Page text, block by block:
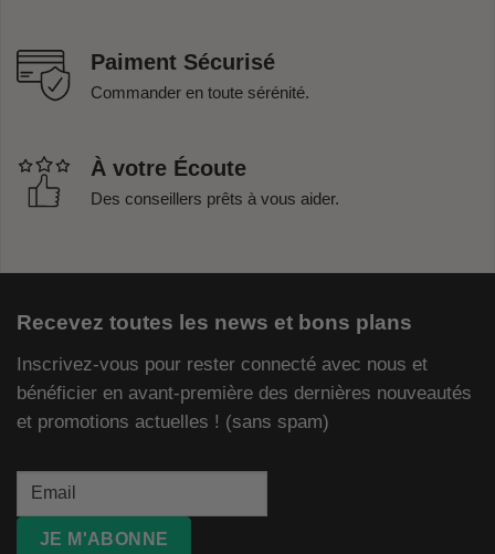
Paiment Sécurisé
Commander en toute sérénité.
À votre Écoute
Des conseillers prêts à vous aider.
Recevez toutes les news et bons plans
Inscrivez-vous pour rester connecté avec nous et
bénéficier en avant-première des dernières nouveautés
et promotions actuelles ! (sans spam)
JE M'ABONNE